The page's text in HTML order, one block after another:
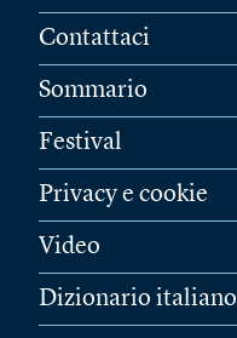
Contattaci
Sommario
Festival
Privacy e cookie
Video
Dizionario italiano